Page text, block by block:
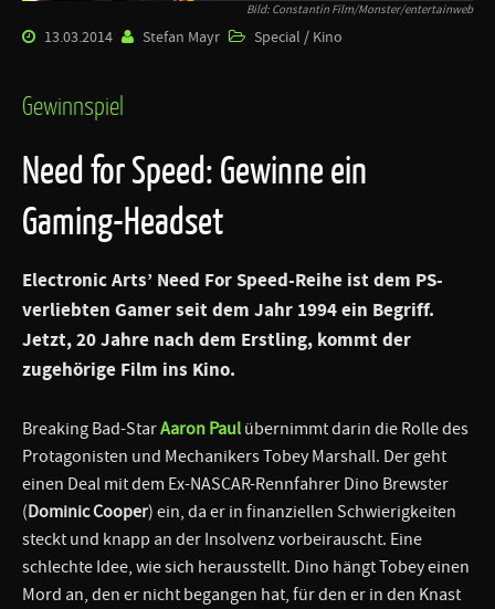
Bild: Constantin Film/Monster/entertainweb
13.03.2014 Stefan Mayr Special / Kino
Gewinnspiel
Need for Speed: Gewinne ein
Gaming-Headset
Electronic Arts’ Need For Speed-Reihe ist dem PS-
verliebten Gamer seit dem Jahr 1994 ein Begriff.
Jetzt, 20 Jahre nach dem Erstling, kommt der
zugehörige Film ins Kino.
Breaking Bad-StarAaron Paul übernimmt darin die Rolle des
Protagonisten und Mechanikers Tobey Marshall. Der geht
einen Deal mit dem Ex-NASCAR-Rennfahrer Dino Brewster
(Dominic Cooper) ein, da er in finanziellen Schwierigkeiten
steckt und knapp an der Insolvenz vorbeirauscht. Eine
schlechte Idee, wie sich herausstellt. Dino hängt Tobey einen
Mord an, den er nicht begangen hat, für den er in den Knast